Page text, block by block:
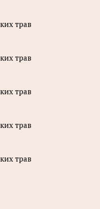
трав
трав
трав
трав
трав